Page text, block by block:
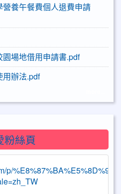
養午餐費個人退費申請
場地借用申請書.pdf
用辦法.pdf
粉絲頁